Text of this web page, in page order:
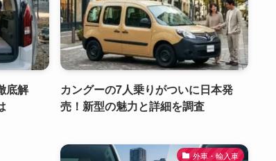
底解
カングーの7人乗りがついに日本発
売！新型の魅力と詳細を調査
外車・輸入車